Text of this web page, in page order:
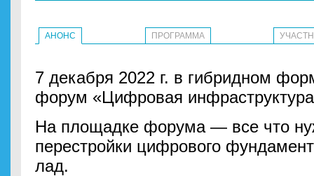
АНОНС ПРОГРАММА
7 декабря 2022 г. в гибридном
форум «Цифровая
На площадке форума — все что
перестройки цифрового
лад.